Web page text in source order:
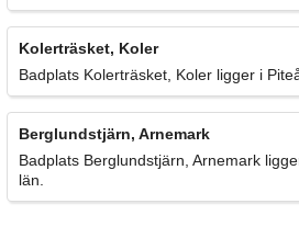
Kolerträsket, Koler
Badplats Kolerträsket, Koler ligger i
Berglundstjärn, Arnemark
Badplats Berglundstjärn, Arnemark
län.